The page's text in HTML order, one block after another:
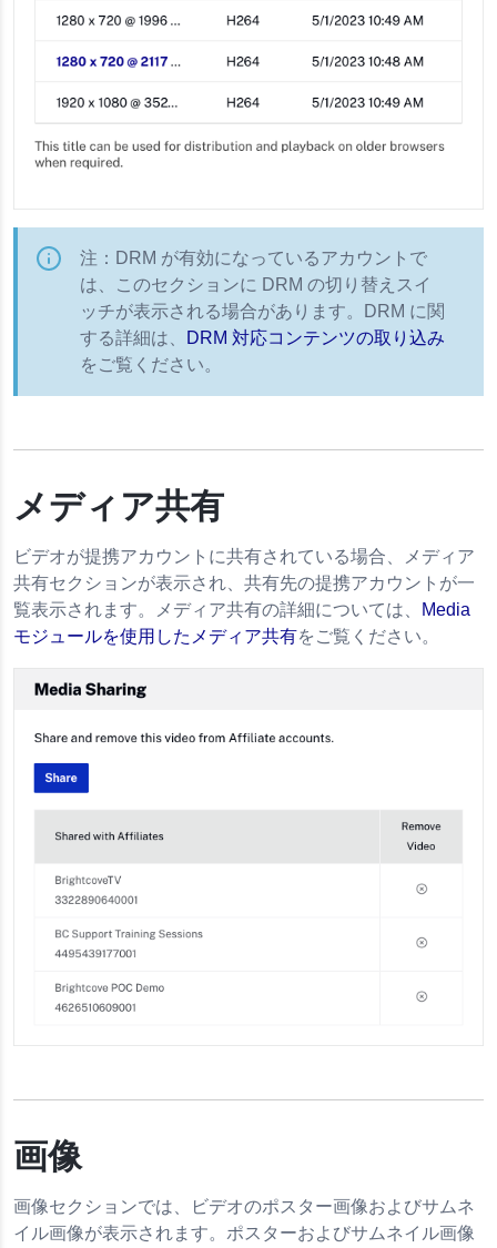
注：DRM が有効になっているアカウントで
は、このセクションに DRM の切り替えスイ
ッチが表示される場合があります。DRM に関
する詳細は、
DRM 対応コンテンツの取り込み
をご覧ください。
メディア共有
ビデオが提携アカウントに共有されている場合、メディア
共有セクションが表示され、共有先の提携アカウントが一
覧表示されます。メディア共有の詳細については、
Media
モジュールを使用したメディア共有をご覧ください。
画像
画像セクションでは、ビデオのポスター画像およびサムネ
イル画像が表示されます。ポスターおよびサムネイル画像